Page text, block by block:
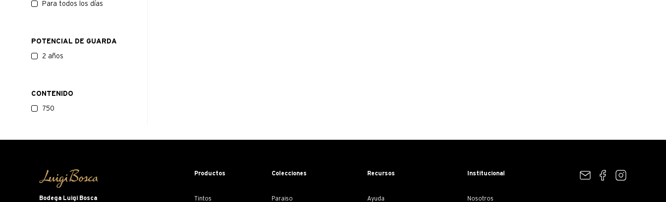
CONTENIDO
750
Para todos los días
POTENCIAL DE GUARDA
2 años
Bodega Luigi Bosca
Productos
Tintos
Colecciones
Paraiso
Recursos
Ayuda
Institucional
Nosotros